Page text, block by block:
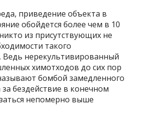
приведение объекта в
обойдется более чем в 10
из присутствующих не
такого
Ведь нерекультивированный
химотходов до сих пор
бомбой замедленного
бездействие в конечном
непомерно выше